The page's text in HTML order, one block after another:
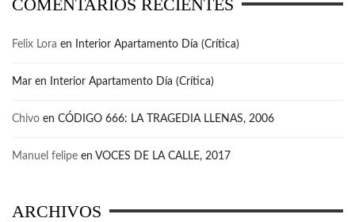
COMENTARIOS RECIENTES
Felix Lora en Interior Apartamento Día (Crítica)
Mar en Interior Apartamento Día (Crítica)
Chivo en CÓDIGO 666: LA TRAGEDIA LLENAS, 2006
Manuel felipe en VOCES DE LA CALLE, 2017
ARCHIVOS